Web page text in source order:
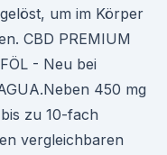
um im Körper
CBD PREMIUM
- Neu bei
450 mg
zu 10-fach
vergleichbaren